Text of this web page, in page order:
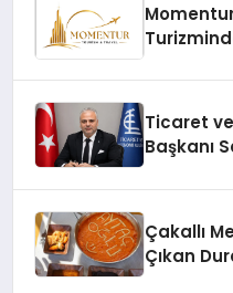
Fark
Ticaret
Başkanı
şunları
Çakallı
Çıkan
Menemen